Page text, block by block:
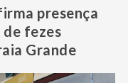
presença
fezes
Grande